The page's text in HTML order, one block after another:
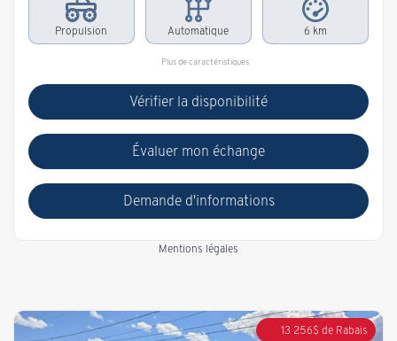
Propulsion Automatique 6 km
Plus de caractéristiques
Vérifier la disponibilité
Évaluer mon échange
Demande d'informations
Mentions légales
13 256$ de Rabais